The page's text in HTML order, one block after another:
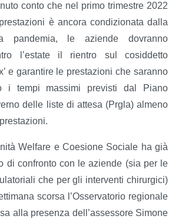
conto che nel primo trimestre 2022
è ancora condizionata dalla
pandemia, le aziende dovranno
l’estate il rientro sul cosiddetto
e garantire le prestazioni che saranno
i tempi massimi previsti dal Piano
delle liste di attesa (Prgla) almeno
Welfare e Coesione Sociale ha già
di confronto con le aziende (sia per le
che per gli interventi chirurgici)
scorsa l’Osservatorio regionale
alla presenza dell’assessore Simone